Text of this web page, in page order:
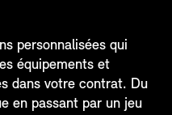
personnalisées qui
équipements et
dans votre contrat. Du
en passant par un jeu